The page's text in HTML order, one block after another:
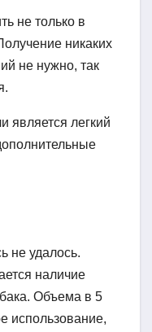
не только в
никаких
не нужно, так
является легкий
не удалось.
наличие
Объема в 5
использование,